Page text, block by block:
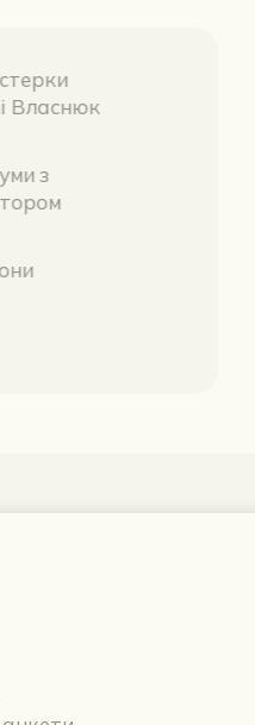
магістерки
Власнюк
з
раціони